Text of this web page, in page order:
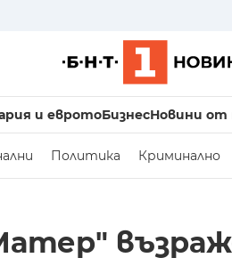
и евротоБизнесНовини от
Политика Криминално